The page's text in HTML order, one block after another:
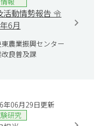
活動情勢報告 令
6月
農業振興センター
改良普及課
年06月29日更新
研究